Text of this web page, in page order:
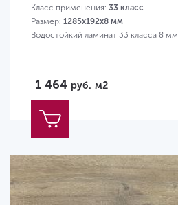
Класс применения: 33 класс
Размер: 1285х192х8 мм
Водостойкий ламинат 33 класса 8 мм
1 464 руб. м2